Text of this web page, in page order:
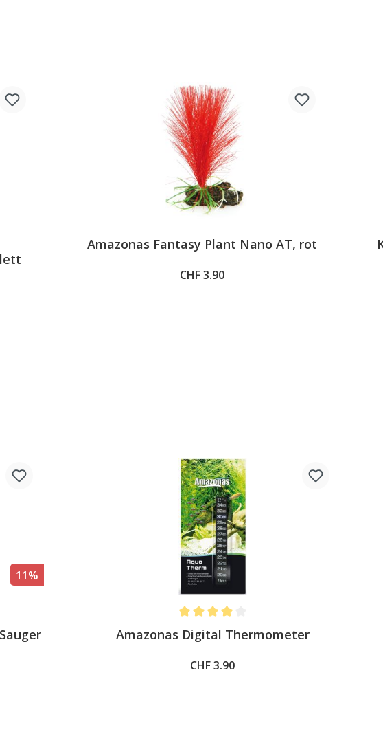
Amazonas Fantasy Plant Nano AT, rot
CHF 3.90
11%
5 stars Average rating of 4 out of 5 stars
Amazonas Digital Thermometer
CHF 3.90